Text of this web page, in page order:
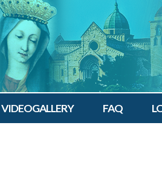
VIDEOGALLERY FAQ